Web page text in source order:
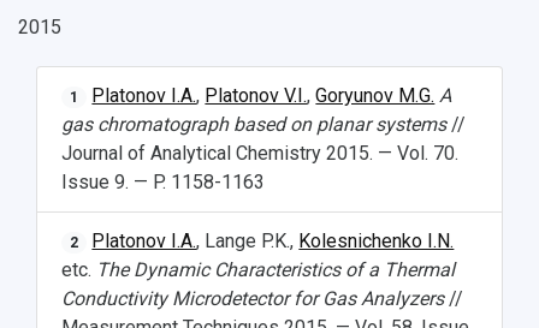
2015
1 Platonov I.A., Platonov V.I.,Goryunov M.G. A
gas chromatograph based on planar systems//
Journal of Analytical Chemistry 2015. — Vol. 70.
Issue 9. — P. 1158-1163
2 Platonov I.A., Lange P.K., Kolesnichenko I.N.
etc. The Dynamic Characteristics of a Thermal
Conductivity Microdetector for Gas Analyzers//